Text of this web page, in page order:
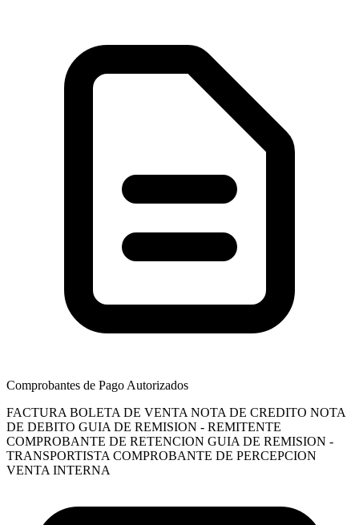
Comprobantes de Pago Autorizados
FACTURA BOLETA DE VENTA NOTA DE CREDITO NOTA
DE DEBITO GUIA DE REMISION - REMITENTE
COMPROBANTE DE RETENCION GUIA DE REMISION -
TRANSPORTISTA COMPROBANTE DE PERCEPCION
VENTA INTERNA